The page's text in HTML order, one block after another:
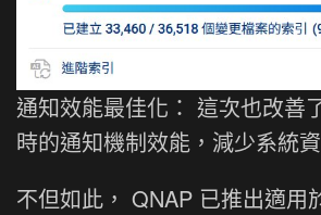
通知效能最佳化： 這次也改善
時的通知機制效能，減少系統
不但如此， QNAP 已推出適用